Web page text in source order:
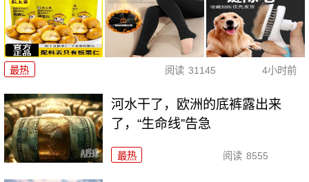
最热 阅读 31145 4小时前
河水干了，欧洲的底裤露出来
了，“生命线”告急
最热 阅读 8555